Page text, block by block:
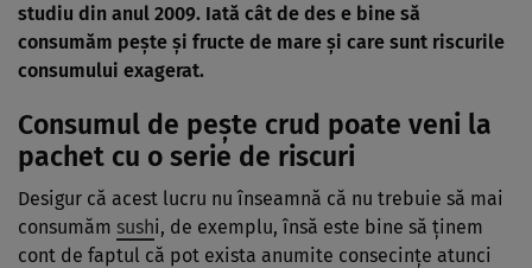
studiu din anul 2009. Iată cât de des e bine să
consumăm peşte şi fructe de mare şi care sunt riscurile
consumului exagerat.
Consumul de peşte crud poate veni la
pachet cu o serie de riscuri
Desigur că acest lucru nu înseamnă că nu trebuie să mai
consumăm sushi, de exemplu, însă este bine să ţinem
cont de faptul că pot exista anumite consecinţe atunci